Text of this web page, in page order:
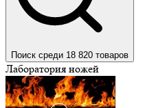
Поиск среди 18 820 товаров
Лаборатория ножей